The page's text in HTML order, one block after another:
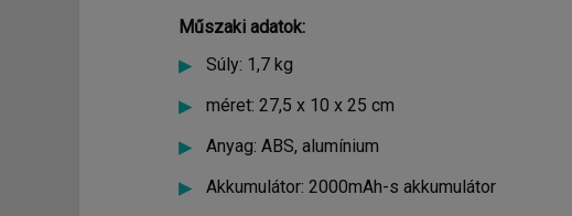
Műszaki adatok:
Súly: 1,7 kg
méret: 27,5 x 10 x 25 cm
Anyag: ABS, alumínium
Akkumulátor: 2000mAh-s akkumulátor